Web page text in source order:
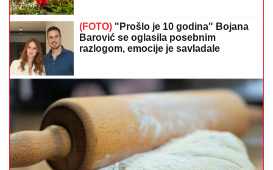
(FOTO) "Prošlo je 10 godina" Bojana
Barović se oglasila posebnim
razlogom, emocije je savladale